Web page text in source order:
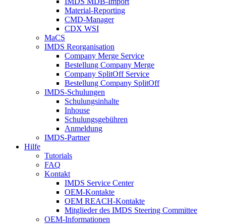
Material-Reporting
CMD-Manager
CDX WSI
MaCS
IMDS Reorganisation
Company Merge Service
Bestellung Company Merge
Company SplitOff Service
Bestellung Company SplitOff
IMDS-Schulungen
Schulungsinhalte
Inhouse
Schulungsgebühren
Anmeldung
IMDS-Partner
Hilfe
Tutorials
FAQ
Kontakt
IMDS Service Center
OEM-Kontakte
OEM REACH-Kontakte
Mitglieder des IMDS Steering Committee
OEM-Informationen